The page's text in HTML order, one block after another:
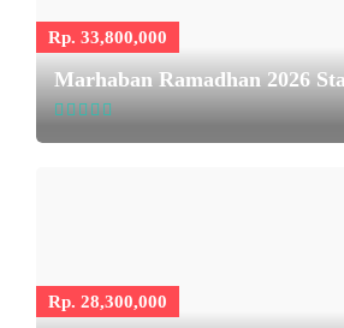
Rp. 33,800,000
Marhaban Ramadhan 2026
Rp. 28,300,000